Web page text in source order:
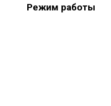
Режим работы